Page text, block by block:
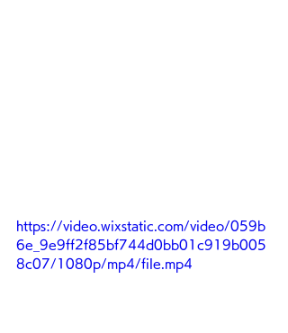
https://video.wixstatic.com/video/059b
6e_9e9ff2f85bf744d0bb01c919b005
8c07/1080p/mp4/file.mp4